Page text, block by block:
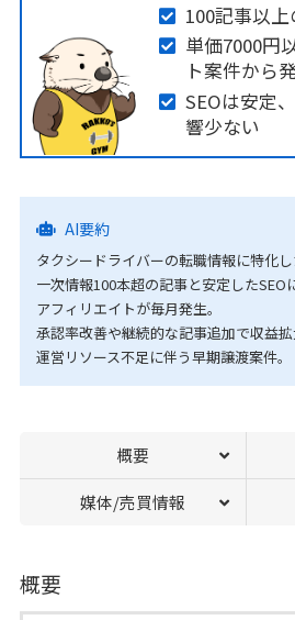
100記事以
単価7000円
ト案件から
SEOは安定
響少ない
AI要約
タクシードライバーの転職情報に特化し
一次情報100本超の記事と安定したSEO
アフィリエイトが毎月発生。
承認率改善や継続的な記事追加で収益拡
運営リソース不足に伴う早期譲渡案件。
概要
媒体/売買情報
概要